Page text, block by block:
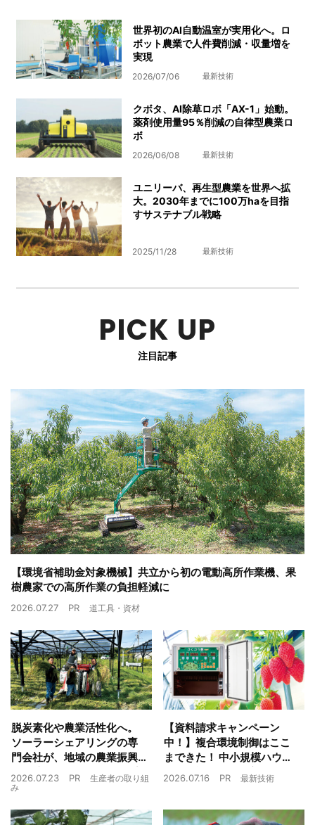
世界初のAI自動温室が実用化へ。ロ
ボット農業で人件費削減・収量増を
実現
2026/07/06 最新技術
クボタ、AI除草ロボ「AX-1」始動。
薬剤使用量95％削減の自律型農業ロ
ボ
2026/06/08 最新技術
ユニリーバ、再生型農業を世界へ拡
大。2030年までに100万haを目指
すサステナブル戦略
2025/11/28 最新技術
PICK UP
注目記事
【環境省補助金対象機械】共立から初の電動高所作業機、果
樹農家での高所作業の負担軽減に
2026.07.27 PR 道工具・資材
脱炭素化や農業活性化へ。
ソーラーシェアリングの専
門会社が、地域の農業振興
や経済循環をワンストップ
でサポート
2026.07.23 PR
生産者の取り組
み
【資料請求キャンペーン
中！】複合環境制御はここ
まできた！ 中小規模ハウス
でも検討しやすい高コスパ
複合環境制御装置が誕生
2026.07.16 PR 最新技術